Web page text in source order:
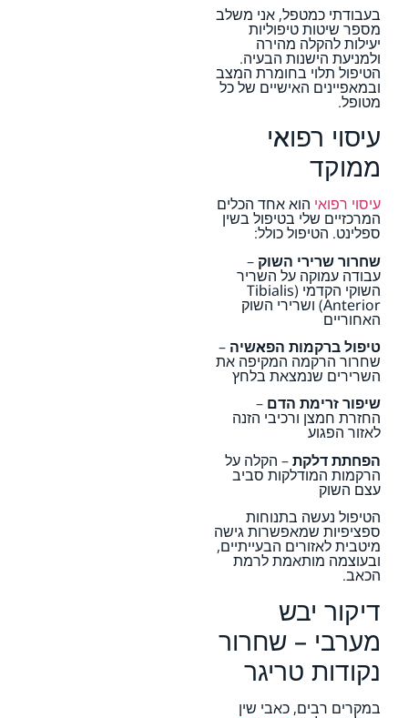
בעבודתי כמטפל, אני משלב
מספר שיטות טיפוליות
יעילות להקלה מהירה
ולמניעת הישנות הבעיה.
הטיפול תלוי בחומרת המצב
ובמאפיינים האישיים של כל
מטופל.
עיסוי רפואי
ממוקד
עיסוי רפואי הוא אחד הכלים
המרכזיים שלי בטיפול בשין
ספלינט. הטיפול כולל:
שחרור שרירי השוק –
עבודה עמוקה על השריר
השוקי הקדמי (Tibialis
Anterior) ושרירי השוק
האחוריים
טיפול ברקמות הפאשיה –
שחרור הרקמה המקיפה את
השרירים שנמצאת בלחץ
שיפור זרימת הדם –
החזרת חמצן ורכיבי הזנה
לאזור הפגוע
הפחתת דלקת– הקלה על
הרקמות המודלקות סביב
עצם השוק
הטיפול נעשה בתנוחות
ספציפיות שמאפשרות גישה
מיטבית לאזורים הבעייתיים,
ובעוצמה מותאמת לרמת
הכאב.
דיקור יבש
מערבי – שחרור
נקודות טריגר
במקרים רבים, כאבי שין